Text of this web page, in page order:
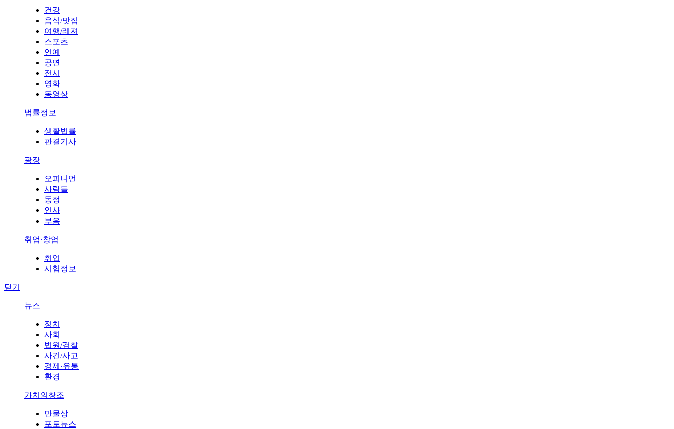
건강
음식/맛집
여행/레져
스포츠
연예
공연
전시
영화
동영상
법률정보
생활법률
판결기사
광장
오피니언
사람들
동정
인사
부음
취업·창업
취업
시험정보
닫기
뉴스
정치
사회
법원/검찰
사건/사고
경제·유통
환경
가치의창조
만물상
포토뉴스